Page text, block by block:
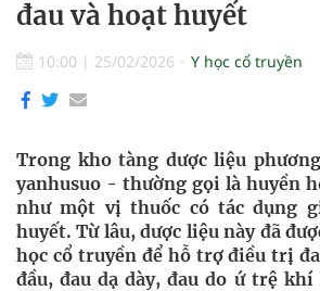
đau và hoạt huyết
10:00 | 25/02/2026 Y học cổ truyền
Trong kho tàng dược liệu
yanhusuo - thường gọi là huyền
như một vị thuốc có tác dụng
huyết. Từ lâu, dược liệu này đã
học cổ truyền để hỗ trợ điều trị
đầu, đau dạ dày, đau do ứ trệ khí